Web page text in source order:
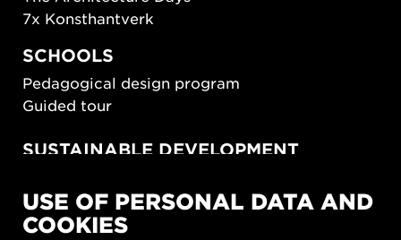
7x Konsthantverk
SCHOOLS
Pedagogical design program
Guided tour
SUSTAINABLE DEVELOPMENT
SUSTAINORDIC
Share Future Living
USE OF PERSONAL DATA AND
COOKIES